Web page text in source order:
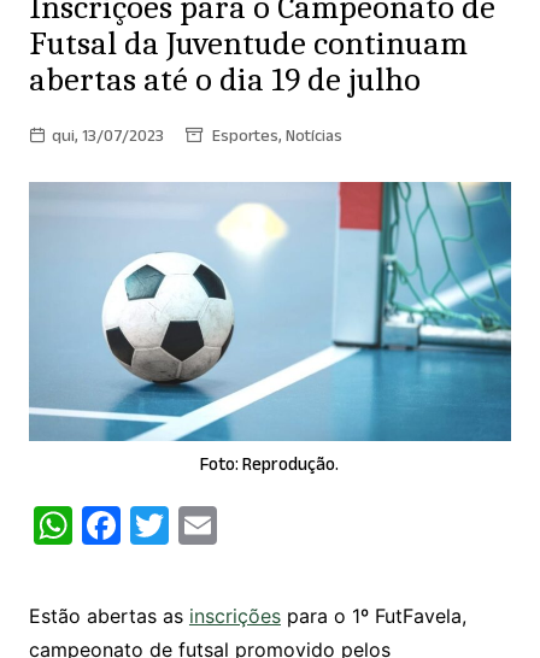
Futsal da Juventude continuam
abertas até o dia 19 de julho
qui, 13/07/2023 Esportes,Notícias
Foto: Reprodução.
W
at
s
F
c
e
T
itt
er
E
ai
l
Estão abertas as inscriçõespara o 1º FutFavela,
campeonato de futsal promovido pelos